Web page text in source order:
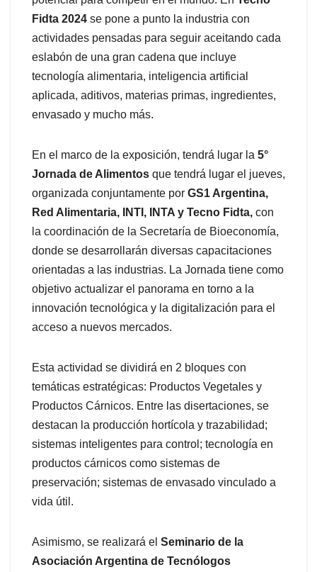
Fidta 2024 se pone a punto la industria con
actividades pensadas para seguir aceitando cada
eslabón de una gran cadena que incluye
tecnología alimentaria, inteligencia artificial
aplicada, aditivos, materias primas, ingredientes,
envasado y mucho más.
En el marco de la exposición, tendrá lugar la 5°
Jornada de Alimentos que tendrá lugar el jueves,
organizada conjuntamente por GS1 Argentina,
Red Alimentaria, INTI, INTA y Tecno Fidta, con
la coordinación de la Secretaría de Bioeconomía,
donde se desarrollarán diversas capacitaciones
orientadas a las industrias. La Jornada tiene como
objetivo actualizar el panorama en torno a la
innovación tecnológica y la digitalización para el
acceso a nuevos mercados.
Esta actividad se dividirá en 2 bloques con
temáticas estratégicas: Productos Vegetales y
Productos Cárnicos. Entre las disertaciones, se
destacan la producción hortícola y trazabilidad;
sistemas inteligentes para control; tecnología en
productos cárnicos como sistemas de
preservación; sistemas de envasado vinculado a
vida útil.
Asimismo, se realizará el Seminario de la
Asociación Argentina de Tecnólogos